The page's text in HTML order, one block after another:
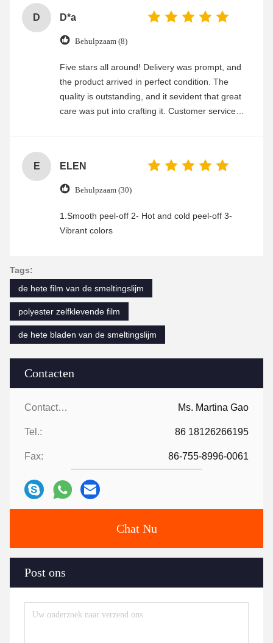
Contacten
Contacten: Ms. Martina Gao
Tel.: 86 18126266195
Fax: 86-755-8996-0061
Chat Nu
Post ons
D D*a
Behulpzaam (8)
Five stars all around! Delivery was prompt, and
the product arrived in perfect condition. The
quality is outstanding, and it sevident that great
care was put into crafting it. Customer service
E ELEN
Behulpzaam (30)
1.Smooth peel-off 2- Hot and cold peel-off 3-
Vibrant colors
Tags:
de hete film van de smeltingslijm
polyester zelfklevende film
de hete bladen van de smeltingslijm